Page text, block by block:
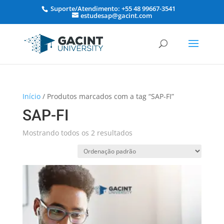
Suporte/Atendimento: +55 48 99667-3541
estudesap@gacint.com
Início/ Produtos marcados com a tag “SAP-FI”
SAP-FI
Mostrando todos os 2 resultados